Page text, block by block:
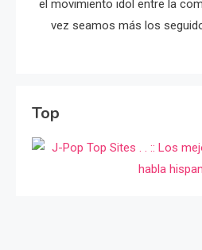
el movimiento idol entre la
vez seamos más los
Top